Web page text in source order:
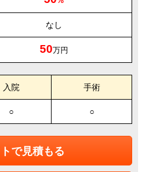
なし
50万円
入院 手術
○ ○
で見積もる